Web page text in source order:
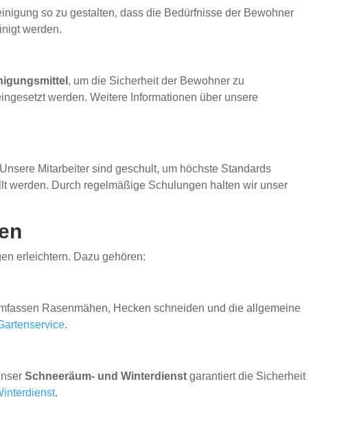
so zu gestalten, dass die Bedürfnisse der Bewohner
werden.
, um die Sicherheit der Bewohner zu
werden. Weitere Informationen über unsere
Mitarbeiter sind geschult, um höchste Standards
werden. Durch regelmäßige Schulungen halten wir unser
erleichtern. Dazu gehören:
Rasenmähen, Hecken schneiden und die allgemeine
.
Schneeräum- und Winterdienst garantiert die Sicherheit
.